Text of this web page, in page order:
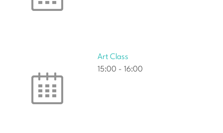
Art Class
15:00 - 16:00